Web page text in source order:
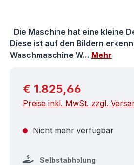
Die Maschine hat eine kleine
Diese ist auf den Bildern
Waschmaschine W… Mehr
Regulärer Preis:
€ 1.825,66
Preise inkl. MwSt. zzgl.
Nicht mehr verfügbar
Selbstabholung